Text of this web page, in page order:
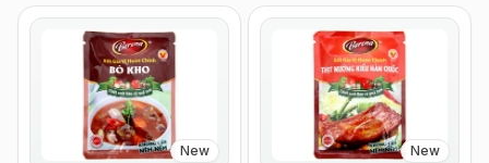
New New